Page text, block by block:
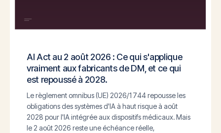
AI Act au 2 août 2026 : Ce qui s'applique
vraiment aux fabricants de DM, et ce qui
est repoussé à 2028.
Le règlement omnibus (UE) 2026/1744 repousse les
obligations des systèmes d'IA à haut risque à août
2028 pour l'IA intégrée aux dispositifs médicaux. Mais
le 2 août 2026 reste une échéance réelle,